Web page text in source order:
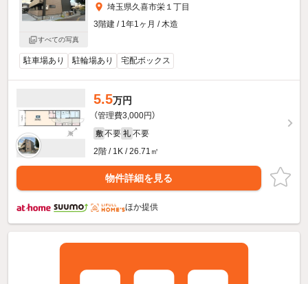
すべての写真
埼玉県久喜市栄１丁目
3階建 / 1年1ヶ月 / 木造
駐車場あり 駐輪場あり 宅配ボックス
5.5万円
（管理費3,000円）
敷 不要 礼 不要
2階 / 1K / 26.71㎡
物件詳細を見る
ほか提供